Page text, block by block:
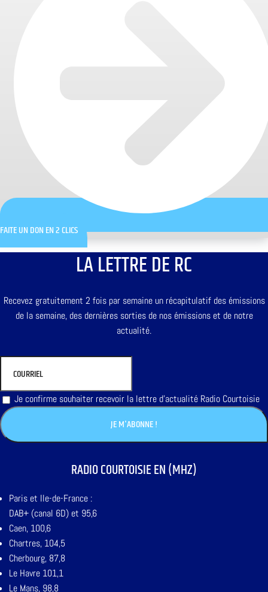
FAITE UN DON EN 2 CLICS
LA LETTRE DE RC
Recevez gratuitement 2 fois par semaine un récapitulatif des émissions
de la semaine, des dernières sorties de nos émissions et de notre
actualité.
Je confirme souhaiter recevoir la lettre d'actualité Radio Courtoisie
RADIO COURTOISIE EN (MHZ)
Paris et Ile-de-France :
DAB+ (canal 6D) et 95,6
Caen, 100,6
Chartres, 104,5
Cherbourg, 87,8
Le Havre 101,1
Le Mans, 98,8